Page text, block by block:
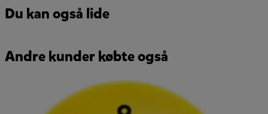
Du kan også lide
Andre kunder købte også